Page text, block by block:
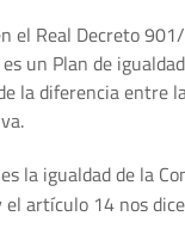
el Real Decreto
un Plan de
la diferencia entre
es la igualdad de la
artículo 14 nos